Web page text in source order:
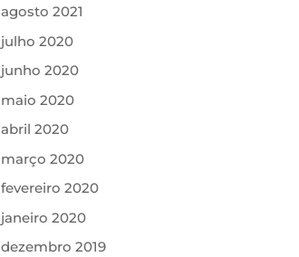
agosto 2021
julho 2020
junho 2020
maio 2020
abril 2020
março 2020
fevereiro 2020
janeiro 2020
dezembro 2019